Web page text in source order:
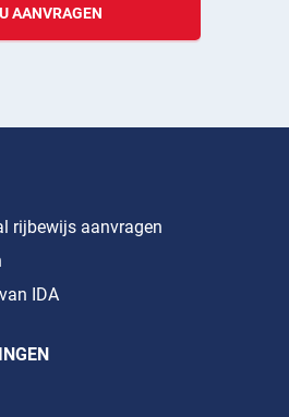
AANVRAGEN
rijbewijs aanvragen
IDA